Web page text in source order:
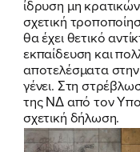
ίδρυση μη
σχετική
θα έχει θετικό
εκπαίδευση και
αποτελέσματα στην
γένει. Στη
της ΝΔ από τον
σχετική δήλωση.